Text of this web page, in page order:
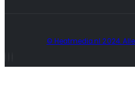
© Heatmedia.nl 2024.